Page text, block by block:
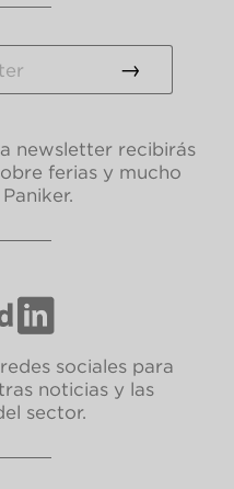
newsletter recibirás
ferias y mucho
sociales para
noticias y las
sector.